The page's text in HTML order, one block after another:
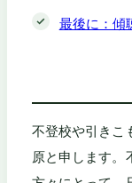
最後に：傾
不登校や引きこ
原と申します。